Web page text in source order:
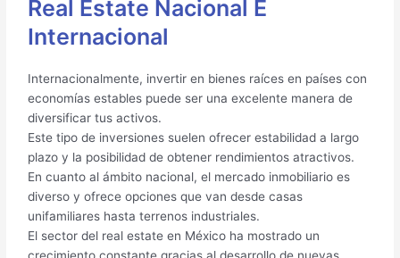
Real Estate Nacional E
Internacional
Internacionalmente, invertir en bienes raíces en países con
economías estables puede ser una excelente manera de
diversificar tus activos.
Este tipo de inversiones suelen ofrecer estabilidad a largo
plazo y la posibilidad de obtener rendimientos atractivos.
En cuanto al ámbito nacional, el mercado inmobiliario es
diverso y ofrece opciones que van desde casas
unifamiliares hasta terrenos industriales.
El sector del real estate en México ha mostrado un